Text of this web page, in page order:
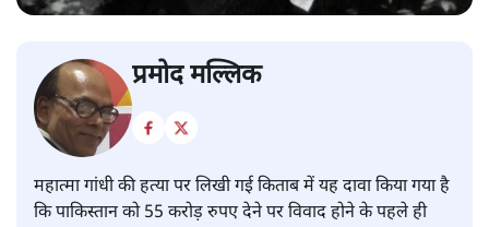
प्रमोद मल्लिक
महात्मा गांधी की हत्या पर लिखी गई किताब में यह दावा किया गया है
कि पाकिस्तान को 55 करोड़ रुपए देने पर विवाद होने के पहले ही